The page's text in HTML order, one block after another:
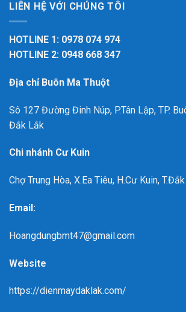
LIÊN HỆ VỚI CHÚNG TÔI
HOTLINE 1: 0978 074 974
HOTLINE 2: 0948 668 347
Địa chỉ Buôn Ma Thuột
Sô 127 Đường Đinh Núp, P.Tân Lập, TP.
Đắk Lắk
Chi nhánh Cư Kuin
Chợ Trung Hòa, X.Ea Tiêu, H.Cư Kuin,
Email:
Hoangdungbmt47@gmail.com
Website
https://dienmaydaklak.com/